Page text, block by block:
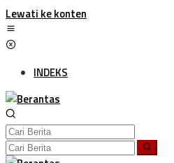
Lewati ke konten
INDEKS